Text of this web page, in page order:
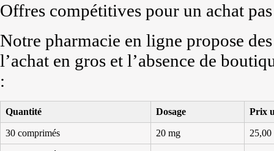
Offres compétitives pour un achat
Notre pharmacie en ligne propose
l’achat en gros et l’absence de
:
Quantité Dosage Prix
30 comprimés 20 mg 25,00